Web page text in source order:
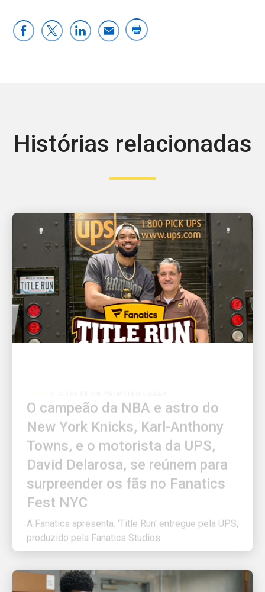
Histórias relacionadas
New York Knicks, Karl-Anthony
Towns, e o motorista da UPS,
David Delarosa, se reúnem para
surpreender os fãs no Fanatics
Fest NYC
A Fanatics apresenta: 'Title Run' entregue pela UPS,
produzido pela Fanatics Studios